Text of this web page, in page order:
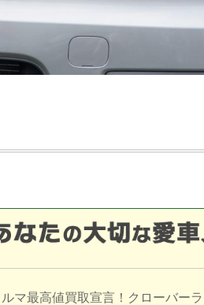
マ最高値買取宣言！クローバー